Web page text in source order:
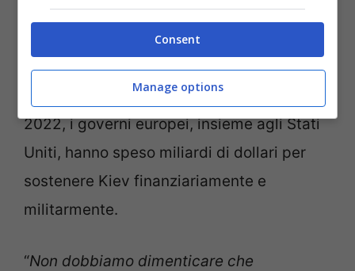
sabotare gli sforzi di pace guidati dagli
Stati Uniti. E ha avvertito che, se
provocata, la Russia sarebbe pronta alla
guerra con l’Europa. Dall’invasione del
2022, i governi europei, insieme agli Stati
Uniti, hanno speso miliardi di dollari per
sostenere Kiev finanziariamente e
militarmente.
“Non dobbiamo dimenticare che
Consent
Manage options